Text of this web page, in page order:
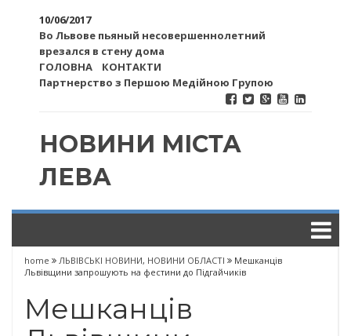
10/06/2017
Во Львове пьяный несовершеннолетний
врезался в стену дома
ГОЛОВНА
КОНТАКТИ
Партнерство з Першою Медійною Групою
НОВИНИ МІСТА
ЛЕВА
home ЛЬВІВСЬКІ НОВИНИ, НОВИНИ ОБЛАСТІ
Мешканців
Львівщини запрошують на фестини до Підгайчиків
Мешканців